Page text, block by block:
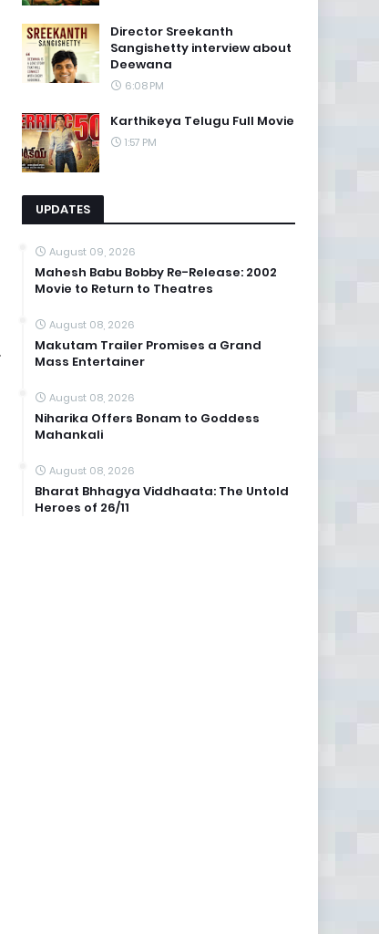
Director Sreekanth
Sangishetty interview about
Deewana
6:08 PM
Karthikeya Telugu Full Movie
1:57 PM
UPDATES
August 09, 2026
Mahesh Babu Bobby Re-Release: 2002
Movie to Return to Theatres
August 08, 2026
Makutam Trailer Promises a Grand
Mass Entertainer
August 08, 2026
Niharika Offers Bonam to Goddess
Mahankali
August 08, 2026
Bharat Bhhagya Viddhaata: The Untold
Heroes of 26/11